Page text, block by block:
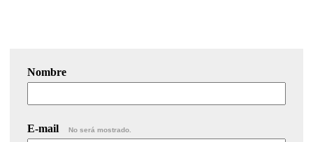
Nombre
E-mail No será mostrado.